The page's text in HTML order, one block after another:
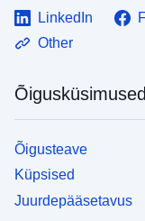
LinkedIn
Other
Õigusküsimused
Õigusteave
Küpsised
Juurdepääsetavus